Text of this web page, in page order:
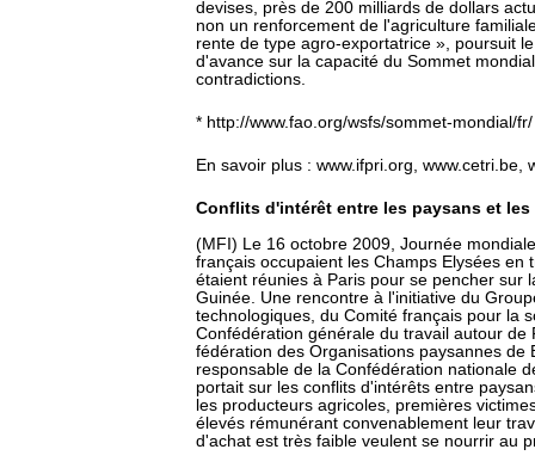
devises, près de 200 milliards de dollars
non un renforcement de l'agriculture
rente de type agro-exportatrice », poursuit
d'avance sur la capacité du Sommet
contradictions.
* http://www.fao.org/wsfs/sommet-mondial/fr/
En savoir plus : www.ifpri.org, www.cetri.be,
Conflits d'intérêt entre les paysans et
(MFI) Le 16 octobre 2009, Journée
français occupaient les Champs Elysées
étaient réunies à Paris pour se pencher sur
Guinée. Une rencontre à l'initiative du
technologiques, du Comité français pour la
Confédération générale du travail autour
fédération des Organisations paysannes de
responsable de la Confédération nationale
portait sur les conflits d'intérêts entre
les producteurs agricoles, premières
élevés rémunérant convenablement leur
d'achat est très faible veulent se nourrir au